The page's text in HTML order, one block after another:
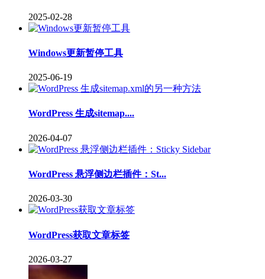
2025-02-28
Windows更新暂停工具
2025-06-19
WordPress 生成sitemap....
2026-04-07
WordPress 悬浮侧边栏插件：St...
2026-03-30
WordPress获取文章标签
2026-03-27